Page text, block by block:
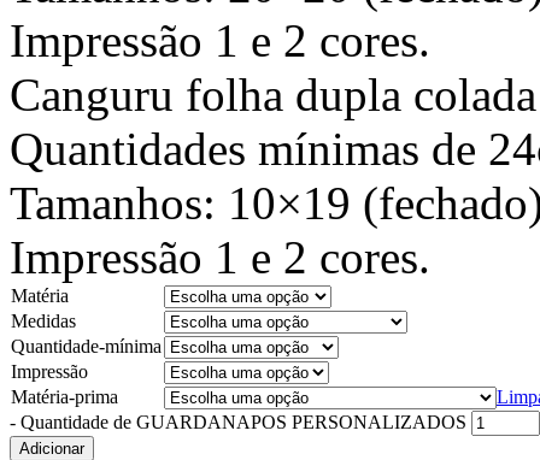
Impressão 1 e 2 cores.
Canguru folha dupla
Quantidades mínimas de
Tamanhos: 10×19
Impressão 1 e 2 cores.
Matéria
Medidas
Quantidade-mínima
Impressão
Matéria-prima
- Quantidade de GUARDANAPOS PERSONALIZADOS
Adicionar